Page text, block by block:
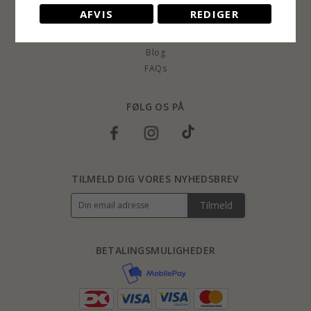
Ombytning eller Retur
Blog
FAQs
FØLG OS PÅ
BETALINGSMULIGHEDER
TILMELD DIG VORES NYHEDSBREV
Tilmeld
AFVIS REDIGER